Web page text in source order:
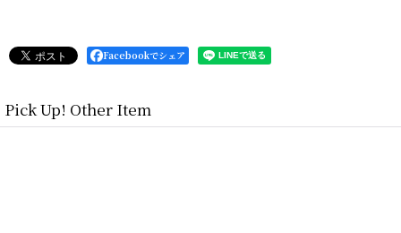
Facebookでシェア
Pick Up! Other Item